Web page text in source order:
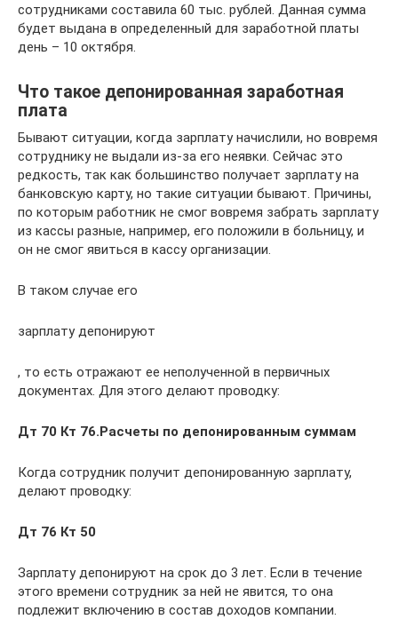
сотрудниками составила 60 тыс. рублей. Данная сумма
будет выдана в определенный для заработной платы
день – 10 октября.
Что такое депонированная заработная
плата
Бывают ситуации, когда зарплату начислили, но вовремя
сотруднику не выдали из-за его неявки. Сейчас это
редкость, так как большинство получает зарплату на
банковскую карту, но такие ситуации бывают. Причины,
по которым работник не смог вовремя забрать зарплату
из кассы разные, например, его положили в больницу, и
он не смог явиться в кассу организации.
В таком случае его
зарплату депонируют
, то есть отражают ее неполученной в первичных
документах. Для этого делают проводку:
Дт 70 Кт 76.Расчеты по депонированным суммам
Когда сотрудник получит депонированную зарплату,
делают проводку:
Дт 76 Кт 50
Зарплату депонируют на срок до 3 лет. Если в течение
этого времени сотрудник за ней не явится, то она
подлежит включению в состав доходов компании.